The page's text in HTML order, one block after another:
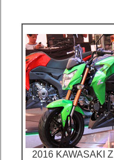
2016 KAWASAKI